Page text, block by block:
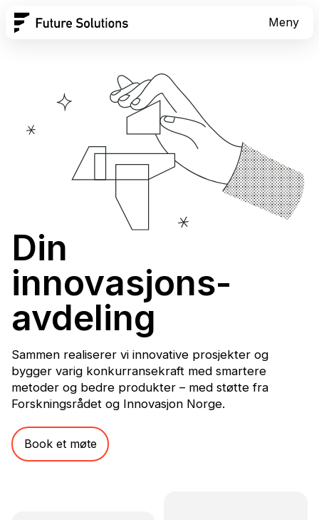
Meny
Din
innovasjons­
avdeling
Sammen realiserer vi innovative prosjekter og
bygger varig konkurransekraft med smartere
metoder og bedre produkter – med støtte fra
Forskningsrådet og Innovasjon Norge.
Book et møte